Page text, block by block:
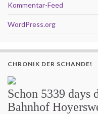
Kommentar-Feed
WordPress.org
CHRONIK DER SCHANDE!
Schon 5339 days
Bahnhof